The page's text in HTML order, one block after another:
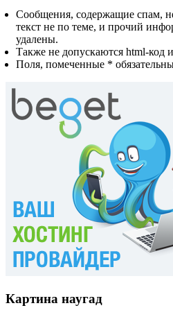
Сообщения, содержащие спам,
текст не по теме, и прочий
удалены.
Также не допускаются html-код
Поля, помеченные *
Картина наугад